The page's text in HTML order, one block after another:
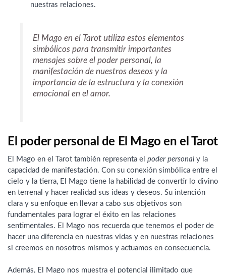
nuestras relaciones.
El Mago en el Tarot utiliza estos elementos
simbólicos para transmitir importantes
mensajes sobre el poder personal, la
manifestación de nuestros deseos y la
importancia de la estructura y la conexión
emocional en el amor.
El poder personal de El Mago en el Tarot
El Mago en el Tarot también representa el poder personal y la
capacidad de manifestación. Con su conexión simbólica entre el
cielo y la tierra, El Mago tiene la habilidad de convertir lo divino
en terrenal y hacer realidad sus ideas y deseos. Su intención
clara y su enfoque en llevar a cabo sus objetivos son
fundamentales para lograr el éxito en las relaciones
sentimentales. El Mago nos recuerda que tenemos el poder de
hacer una diferencia en nuestras vidas y en nuestras relaciones
si creemos en nosotros mismos y actuamos en consecuencia.
Además, El Mago nos muestra el potencial ilimitado que